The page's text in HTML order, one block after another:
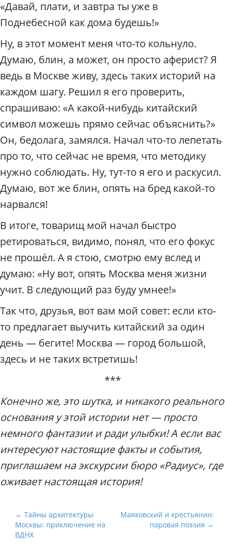
«Давай, плати, и завтра ты уже в
Поднебесной как дома будешь!»
Ну, в этот момент меня что-то кольнуло.
Думаю, блин, а может, он просто аферист? Я
ведь в Москве живу, здесь таких историй на
каждом шагу. Решил я его проверить,
спрашиваю: «А какой-нибудь китайский
символ можешь прямо сейчас объяснить?»
Он, бедолага, замялся. Начал что-то лепетать
про то, что сейчас не время, что методику
нужно соблюдать. Ну, тут-то я его и раскусил.
Думаю, вот же блин, опять на бред какой-то
нарвался!
В итоге, товарищ мой начал быстро
ретироваться, видимо, понял, что его фокус
не прошёл. А я стою, смотрю ему вслед и
думаю: «Ну вот, опять Москва меня жизни
учит. В следующий раз буду умнее!»
Так что, друзья, вот вам мой совет: если кто-
то предлагает выучить китайский за один
день — бегите! Москва — город большой,
здесь и не таких встретишь!
***
Конечно же, это шутка, и никакого реального
основания у этой истории нет — просто
немного фантазии и ради улыбки! А если вас
интересуют настоящие факты и события,
приглашаем на экскурсии бюро «Радиус», где
оживает настоящая история!
Н
а
в
← Тайны архитектуры
Москвы: приключение на
ВДНХ
Маяковский и крестьянин:
паровая поэзия →